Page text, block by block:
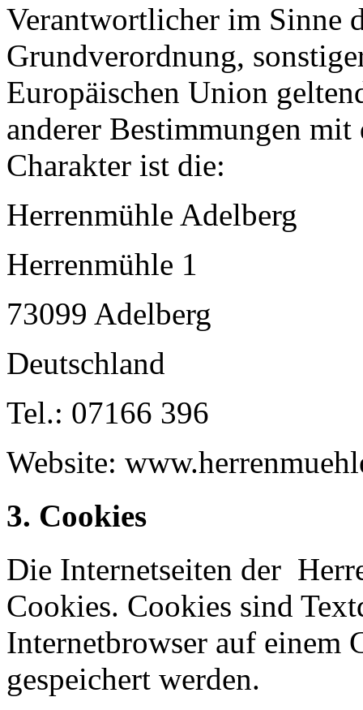
Verantwortlicher im Sinne
Grundverordnung,
Europäischen Union
anderer Bestimmungen
Charakter ist die:
Herrenmühle Adelberg
Herrenmühle 1
73099 Adelberg
Deutschland
Tel.: 07166 396
Website:
3. Cookies
Die Internetseiten der
Cookies. Cookies sind
Internetbrowser auf einem
gespeichert werden.